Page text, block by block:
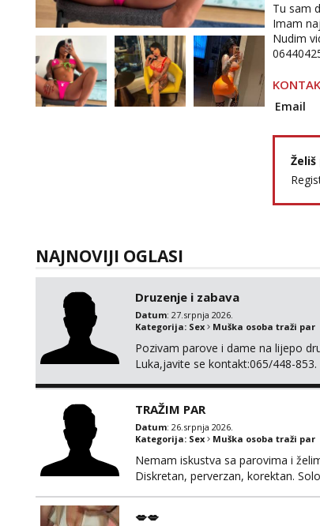
Tu sam
Imam
Nudim
Email
NAJNOVIJI OGLASI
Druzenje i zabava
Datum: 27.srpnja 2026.
Kategorija: Sex Muška osoba traži par
Pozivam parove i dame na lijepo
Luka,javite se kontakt:065/448-853.
TRAŽIM PAR
Datum: 26.srpnja 2026.
Kategorija: Sex Muška osoba traži par
Nemam iskustva sa parovima i
Diskretan, perverzan, korektan.
💋💋